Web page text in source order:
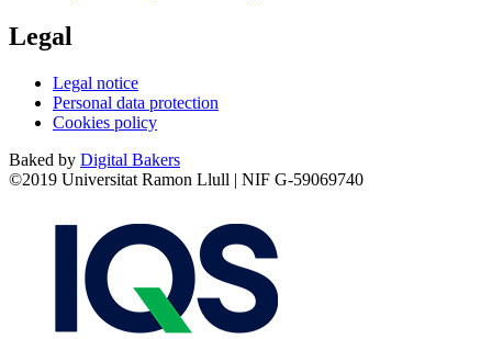
Legal
Legal notice
Personal data protection
Cookies policy
Baked by Digital Bakers
©2019 Universitat Ramon Llull | NIF G-59069740